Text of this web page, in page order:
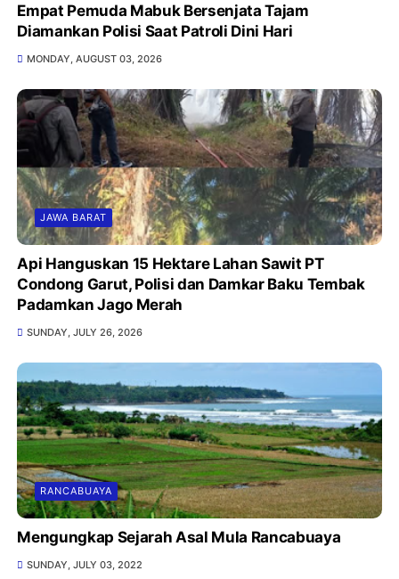
Empat Pemuda Mabuk Bersenjata Tajam
Diamankan Polisi Saat Patroli Dini Hari
MONDAY, AUGUST 03, 2026
JAWA BARAT
Api Hanguskan 15 Hektare Lahan Sawit PT
Condong Garut, Polisi dan Damkar Baku Tembak
Padamkan Jago Merah
SUNDAY, JULY 26, 2026
RANCABUAYA
Mengungkap Sejarah Asal Mula Rancabuaya
SUNDAY, JULY 03, 2022